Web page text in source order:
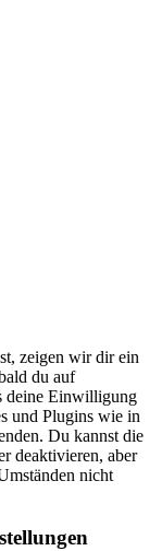
zeigen wir dir ein
du auf
deine Einwilligung
und Plugins wie in
Du kannst die
deaktivieren, aber
nicht